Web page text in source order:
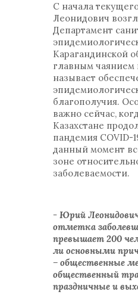
С начала
Леонидович
Департамент
Карагандинской
главным чаянием
называет
благополучия.
важно сейчас,
Казахстане
пандемия COVID-
данный момент
зоне
заболеваемости.
- Юрий
отметка
превышает 200
ли основными
– общественные
общественный
праздничные и